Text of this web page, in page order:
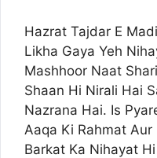
Hazrat Tajdar E
Likha Gaya Yeh
Mashhoor Naat
Shaan Hi Nirali Hai
Nazrana Hai. Is
Aaqa Ki Rahmat
Barkat Ka Nihayat